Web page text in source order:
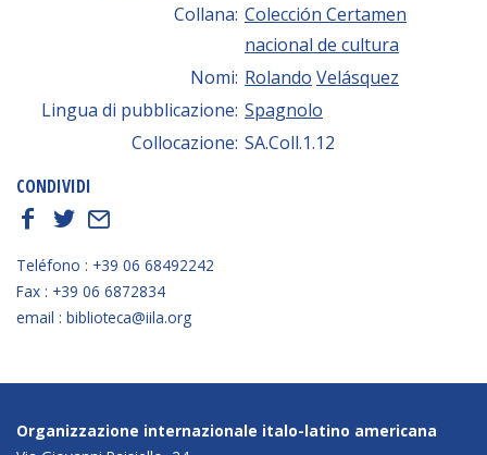
Collana: Colección Certamen
nacional de cultura
Nomi: Rolando Velásquez
Lingua di pubblicazione: Spagnolo
Collocazione: SA.Coll.1.12
CONDIVIDI
f
t E
Teléfono : +39 06 68492242
Fax : +39 06 6872834
email : biblioteca@iila.org
Organizzazione internazionale italo-latino americana